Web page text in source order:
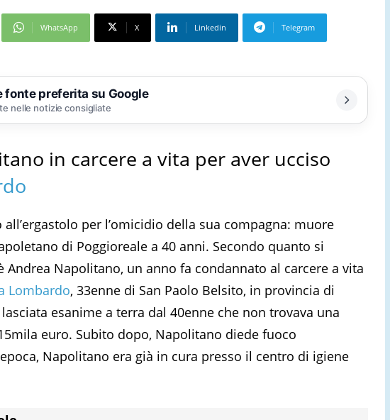
WhatsApp X Linkedin Telegram
fonte preferita su Google
nelle notizie consigliate
in carcere a vita per aver ucciso
per l’omicidio della sua compagna: muore
di Poggioreale a 40 anni. Secondo quanto si
Andrea Napolitano, un anno fa condannato al carcere a vita
Lombardo, 33enne di San Paolo Belsito, in provincia di
esanime a terra dal 40enne che non trovava una
euro. Subito dopo, Napolitano diede fuoco
Napolitano era già in cura presso il centro di igiene